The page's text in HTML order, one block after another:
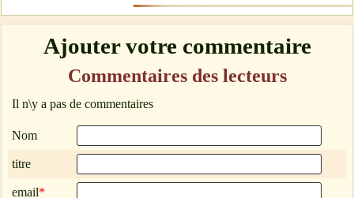
Ajouter votre commentaire
Commentaires des lecteurs
Il n\y a pas de commentaires
Nom
titre
email*